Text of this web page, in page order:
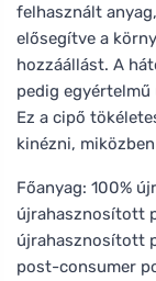
felhasznált
elősegítve a
hozzáállást. A
pedig
Ez a cipő
kinézni,
Főanyag: 100%
újrahasznosított
újrahasznosított
post-consumer